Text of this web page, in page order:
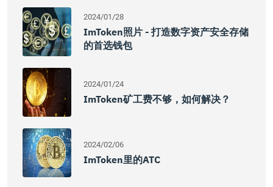
2024/01/28
ImToken照片 - 打造数字资产安全存储
的首选钱包
2024/01/24
ImToken矿工费不够，如何解决？
2024/02/06
ImToken里的ATC